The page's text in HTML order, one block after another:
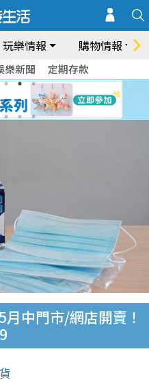
玩樂情報 購物情報
樂新聞 定期存款
月中門市/網店開賣！